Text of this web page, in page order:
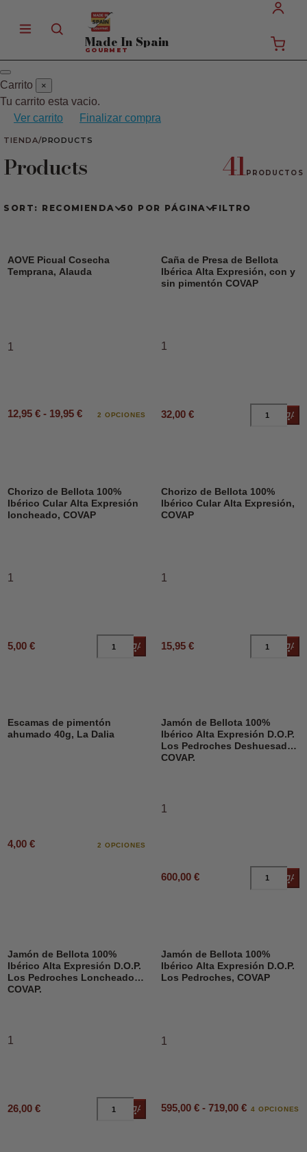
Made In Spain
GOURMET
Carrito ×
Tu carrito esta vacio.
Ver carrito
Finalizar compra
TIENDA/PRODUCTS
Products 41PRODUCTOS
SORT: RECOMIENDA 50 POR PÁGINA FILTRO
AOVE Picual Cosecha
Temprana, Alauda
1
12,95 € - 19,95 € 2 OPCIONES
Caña de Presa de Bellota
Ibérica Alta Expresión, con y
sin pimentón COVAP
1
32,00 €
Chorizo de Bellota 100%
Ibérico Cular Alta Expresión
loncheado, COVAP
1
5,00 € Añadir al carrito
Chorizo de Bellota 100%
Ibérico Cular Alta Expresión,
COVAP
1
15,95 €
Escamas de pimentón
ahumado 40g, La Dalia
4,00 € 2 OPCIONES
Jamón de Bellota 100%
Ibérico Alta Expresión D.O.P.
Los Pedroches Deshuesado,
COVAP.
1
600,00 €
Jamón de Bellota 100%
Ibérico Alta Expresión D.O.P.
Los Pedroches Loncheado,
COVAP.
1
26,00 € Añadir al carrito
Jamón de Bellota 100%
Ibérico Alta Expresión D.O.P.
Los Pedroches, COVAP
1
595,00 € - 719,00 € 4 OPCIONES